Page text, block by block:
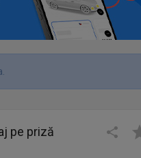
pe priză